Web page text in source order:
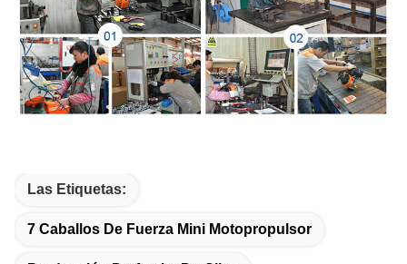
Las Etiquetas:
7 Caballos De Fuerza Mini Motopropulsor